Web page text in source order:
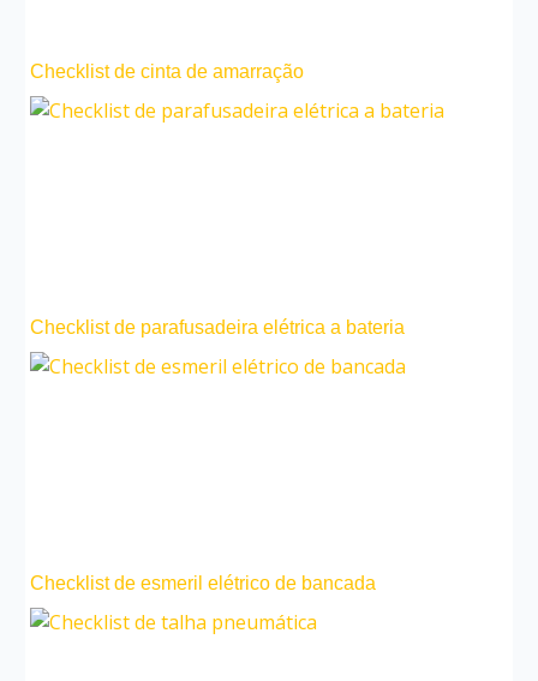
Checklist de cinta de amarração
Checklist de parafusadeira elétrica a bateria
Checklist de esmeril elétrico de bancada